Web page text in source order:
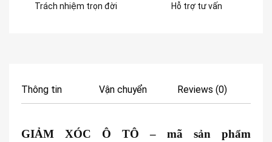
Trách nhiệm trọn đời Hỗ trợ tư vấn
Thông tin Vận chuyển Reviews (0)
GIẢM XÓC Ô TÔ– mã sản phẩm